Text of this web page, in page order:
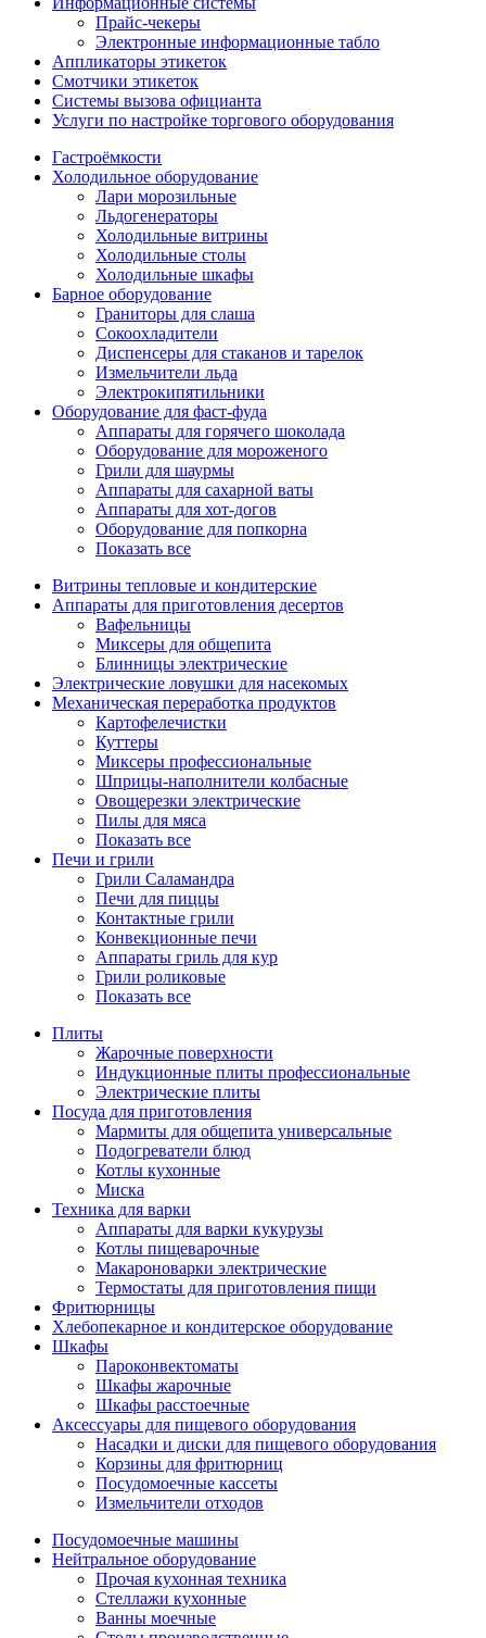
Прайс-чекеры
Электронные информационные табло
Аппликаторы этикеток
Смотчики этикеток
Системы вызова официанта
Услуги по настройке торгового оборудования
Гастроёмкости
Холодильное оборудование
Лари морозильные
Льдогенераторы
Холодильные витрины
Холодильные столы
Холодильные шкафы
Барное оборудование
Граниторы для слаша
Сокоохладители
Диспенсеры для стаканов и тарелок
Измельчители льда
Электрокипятильники
Оборудование для фаст-фуда
Аппараты для горячего шоколада
Оборудование для мороженого
Грили для шаурмы
Аппараты для сахарной ваты
Аппараты для хот-догов
Оборудование для попкорна
Показать все
Витрины тепловые и кондитерские
Аппараты для приготовления десертов
Вафельницы
Миксеры для общепита
Блинницы электрические
Электрические ловушки для насекомых
Механическая переработка продуктов
Картофелечистки
Куттеры
Миксеры профессиональные
Шприцы-наполнители колбасные
Овощерезки электрические
Пилы для мяса
Показать все
Печи и грили
Грили Саламандра
Печи для пиццы
Контактные грили
Конвекционные печи
Аппараты гриль для кур
Грили роликовые
Показать все
Плиты
Жарочные поверхности
Индукционные плиты профессиональные
Электрические плиты
Посуда для приготовления
Мармиты для общепита универсальные
Подогреватели блюд
Котлы кухонные
Миска
Техника для варки
Аппараты для варки кукурузы
Котлы пищеварочные
Макароноварки электрические
Термостаты для приготовления пищи
Фритюрницы
Хлебопекарное и кондитерское оборудование
Шкафы
Пароконвектоматы
Шкафы жарочные
Шкафы расстоечные
Аксессуары для пищевого оборудования
Насадки и диски для пищевого оборудования
Корзины для фритюрниц
Посудомоечные кассеты
Измельчители отходов
Посудомоечные машины
Нейтральное оборудование
Прочая кухонная техника
Стеллажи кухонные
Ванны моечные